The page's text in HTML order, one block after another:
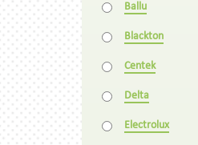
Ballu
Blackton
Centek
Delta
Electrolux